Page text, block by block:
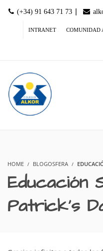
(+34) 91 643 71 73 |
INTRANET COMUNIDAD
HOME BLOGOSFERA
Educación
Patrick’s